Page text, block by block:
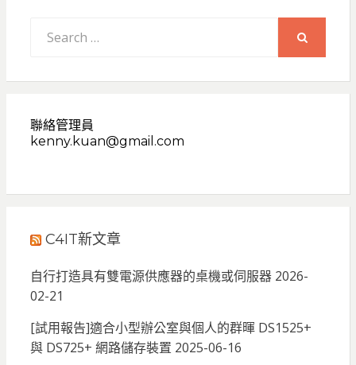
for:
聯絡管理員
kenny.kuan@gmail.com
C4IT新文章
自行打造具有雙電源供應器的桌機或伺服器 2026-
02-21
[試用報告]適合小型辦公室與個人的群暉 DS1525+
與 DS725+ 網路儲存裝置 2025-06-16